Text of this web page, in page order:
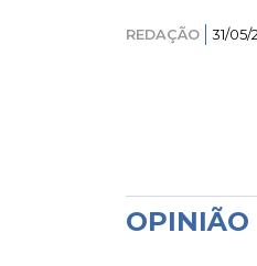
REDAÇÃO 31/05/
OPINIÃO